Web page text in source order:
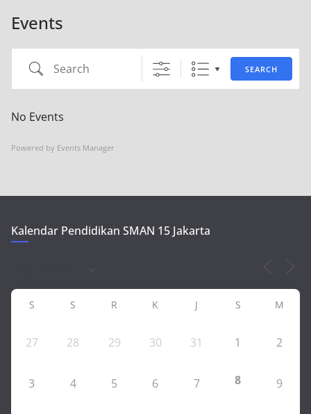
Events
Search SEARCH
No Events
Powered by Events Manager
Kalendar Pendidikan SMAN 15 Jakarta
S S R K J S M
27 28 29 30 31 1 2
3 4 5 6 7 8 9